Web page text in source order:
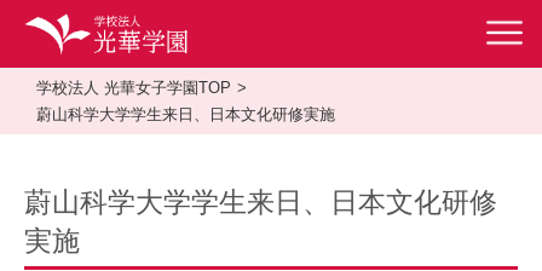
学校法人 光華女子学園TOP
蔚山科学大学学生来日、日本文化研修実施
蔚山科学大学学生来日、日本文化研修
実施